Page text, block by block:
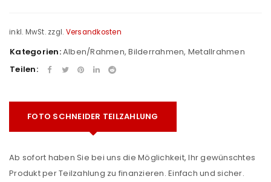
inkl. MwSt. zzgl. Versandkosten
Kategorien:Alben/Rahmen,Bilderrahmen, Metallrahmen
Teilen:
FOTO SCHNEIDER TEILZAHLUNG
Ab sofort haben Sie bei uns die Möglichkeit, Ihr gewünschtes
Produkt per Teilzahlung zu finanzieren. Einfach und sicher.